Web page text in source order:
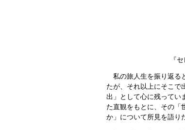
『
私の旅人生を振り返る
たが、それ以上にそこで
出」として心に残ってい
た直観をもとに、その「
か」について所見を語り